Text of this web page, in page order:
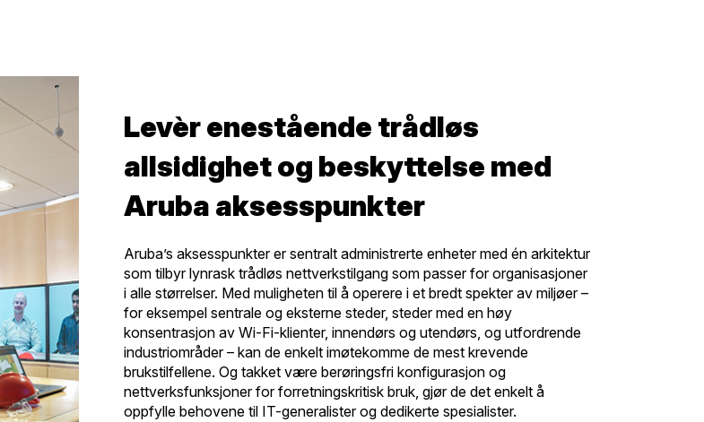
Levèr enestående trådløs
allsidighet og beskyttelse med
Aruba aksesspunkter
Aruba’s aksesspunkter er sentralt administrerte enheter med én arkitektur
som tilbyr lynrask trådløs nettverkstilgang som passer for organisasjoner
i alle størrelser. Med muligheten til å operere i et bredt spekter av miljøer –
for eksempel sentrale og eksterne steder, steder med en høy
konsentrasjon av Wi-Fi-klienter, innendørs og utendørs, og utfordrende
industriområder – kan de enkelt imøtekomme de mest krevende
brukstilfellene. Og takket være berøringsfri konfigurasjon og
nettverksfunksjoner for forretningskritisk bruk, gjør de det enkelt å
oppfylle behovene til IT-generalister og dedikerte spesialister.